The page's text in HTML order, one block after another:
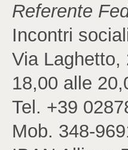
Referente
Incontri
Via Laghetto,
18,00 alle
Tel. +39
Mob. 348-